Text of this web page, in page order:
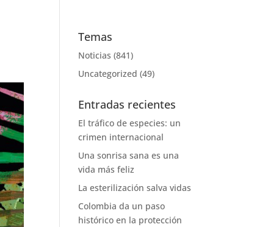
Temas
Noticias (841)
Uncategorized (49)
Entradas recientes
El tráfico de especies: un
crimen internacional
Una sonrisa sana es una
vida más feliz
La esterilización salva vidas
Colombia da un paso
histórico en la protección